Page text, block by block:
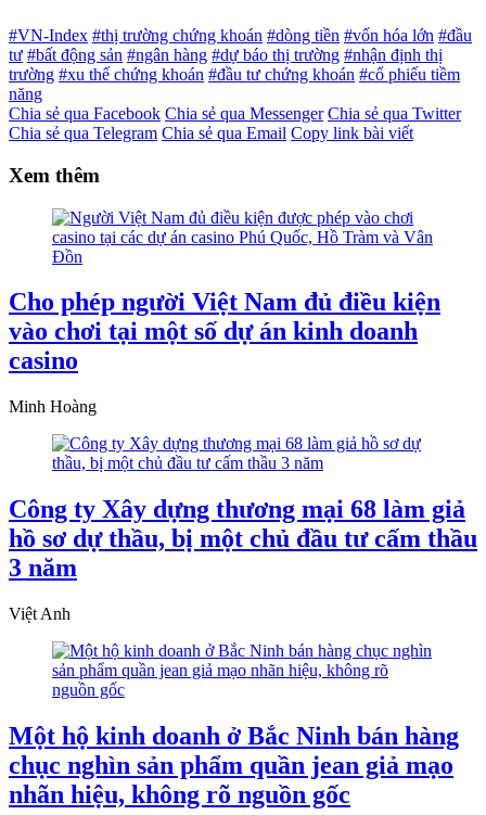
#VN-Index #thị trường chứng khoán #dòng tiền #vốn hóa lớn #đầu
tư #bất động sản #ngân hàng #dự báo thị trường #nhận định thị
trường #xu thế chứng khoán #đầu tư chứng khoán #cổ phiếu tiềm
năng
Chia sẻ qua Facebook Chia sẻ qua Messenger Chia sẻ qua Twitter
Chia sẻ qua Telegram Chia sẻ qua Email Copy link bài viết
Xem thêm
Cho phép người Việt Nam đủ điều kiện
vào chơi tại một số dự án kinh doanh
casino
Minh Hoàng
Công ty Xây dựng thương mại 68 làm giả
hồ sơ dự thầu, bị một chủ đầu tư cấm thầu
3 năm
Việt Anh
Một hộ kinh doanh ở Bắc Ninh bán hàng
chục nghìn sản phẩm quần jean giả mạo
nhãn hiệu, không rõ nguồn gốc